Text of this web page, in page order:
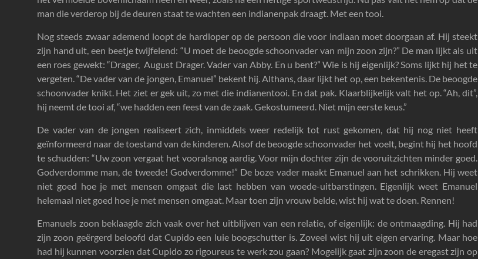
man die verderop bij de deuren staat te wachten een indianenpak draagt. Met een tooi.
Nog steeds zwaar ademend loopt de hardloper op de persoon die voor indiaan moet doorgaan af. Hij steekt
zijn hand uit, een beetje twijfelend: “U moet de beoogde schoonvader van mijn zoon zijn?” De man lijkt als uit
een roes gewekt: “Drager, August Drager. Vader van Abby. En u bent?” Wie is hij eigenlijk? Soms lijkt hij het te
vergeten. “De vader van de jongen, Emanuel” bekent hij. Althans, daar lijkt het op, een bekentenis. De beoogde
schoonvader knikt. Het ziet er gek uit, zo met die indianentooi. En dat pak. Klaarblijkelijk valt het op. “Ah, dit”,
hij neemt de tooi af, “we hadden een feest van de zaak. Gekostumeerd. Niet mijn eerste keus.”
De vader van de jongen realiseert zich, inmiddels weer redelijk tot rust gekomen, dat hij nog niet heeft
geïnformeerd naar de toestand van de kinderen. Alsof de beoogde schoonvader het voelt, begint hij het hoofd
te schudden: “Uw zoon vergaat het vooralsnog aardig. Voor mijn dochter zijn de vooruitzichten minder goed.
Godverdomme man, de tweede! Godverdomme!” De boze vader maakt Emanuel aan het schrikken. Hij weet
niet goed hoe je met mensen omgaat die last hebben van woede-uitbarstingen. Eigenlijk weet Emanuel
helemaal niet goed hoe je met mensen omgaat. Maar toen zijn vrouw belde, wist hij wat te doen. Rennen!
Emanuels zoon beklaagde zich vaak over het uitblijven van een relatie, of eigenlijk: de ontmaagding. Hij had
zijn zoon geërgerd beloofd dat Cupido een luie boogschutter is. Zoveel wist hij uit eigen ervaring. Maar hoe
had hij kunnen voorzien dat Cupido zo rigoureus te werk zou gaan? Mogelijk gaat zijn zoon de eregast zijn op